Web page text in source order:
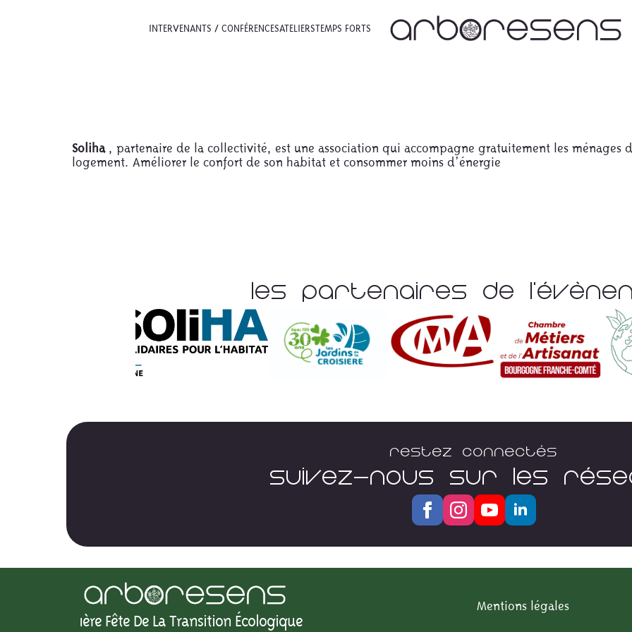
INTERVENANTS / CONFÉRENCESATELIERSTEMPS FORTS
Soliha , partenaire de la collectivité, est une association qui accompagne gratuitement les ménages
logement. Améliorer le confort de son habitat et consommer moins d’énergie
Les Partenaires De
Restez connectés
SUIVEZ-NOUS SUR LES
1ère Fête De La Transition Écologique
Mentions légales